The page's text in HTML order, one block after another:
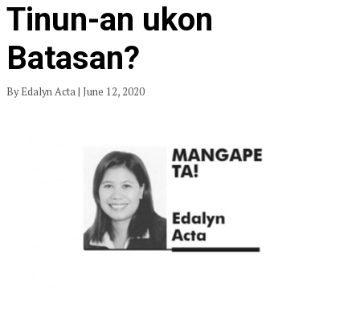
Tinun-an ukon
Batasan?
By Edalyn Acta | June 12, 2020